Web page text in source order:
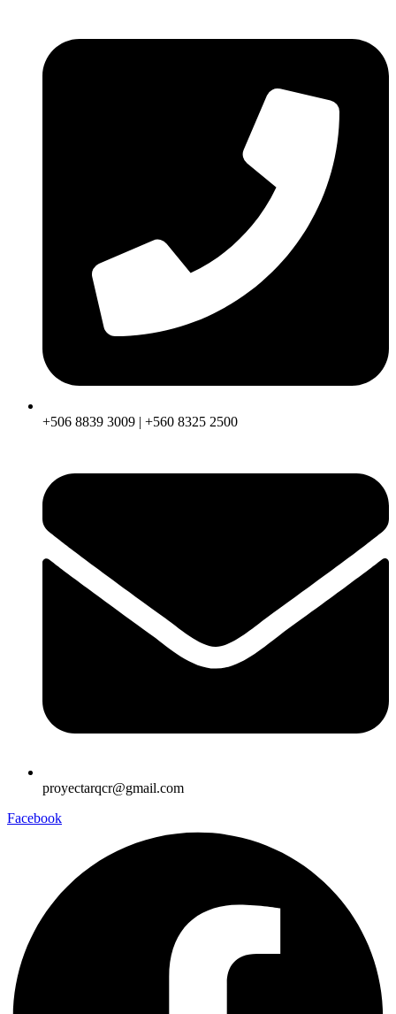
contenido
+506 8839 3009 | +560 8325 2500
proyectarqcr@gmail.com
Facebook